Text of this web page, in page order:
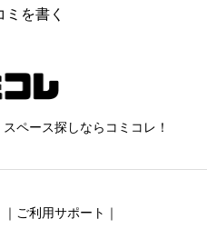
ミを書く
ペース探しならコミコレ！
｜ご利用サポート｜